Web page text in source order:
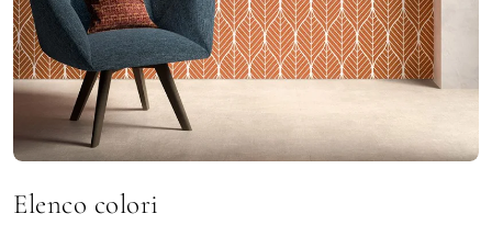
Elenco colori